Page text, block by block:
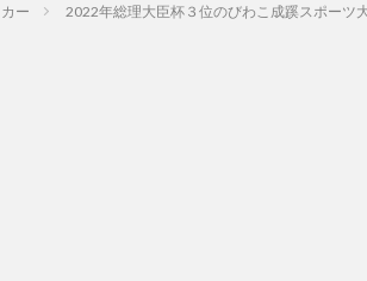
ー 2022年総理大臣杯３位のびわこ成蹊スポーツ